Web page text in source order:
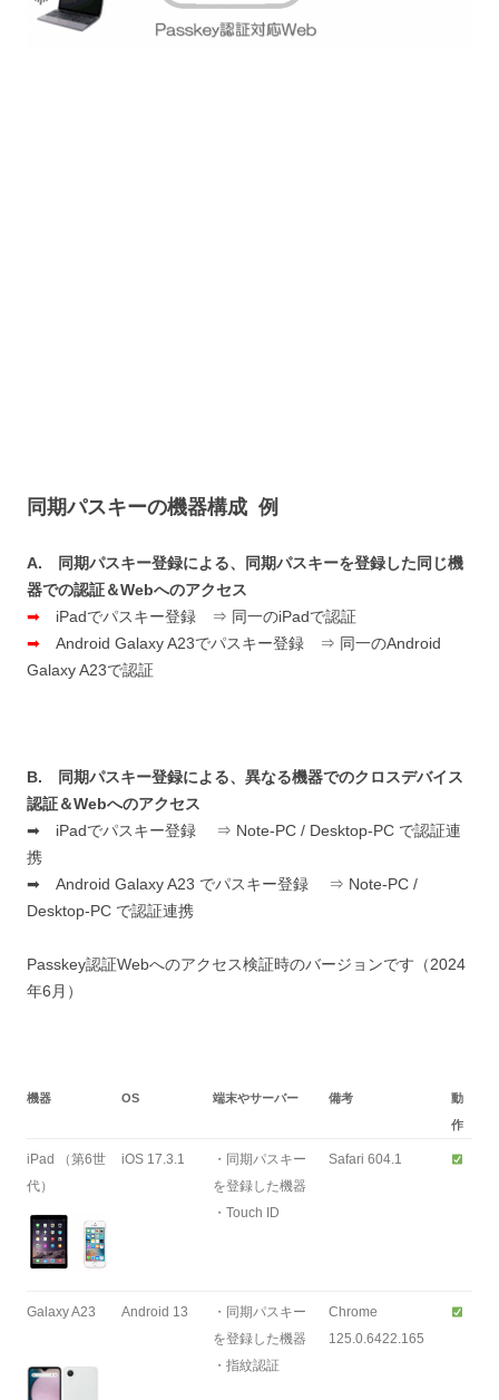
同期パスキーの機器構成 例
A. 同期パスキー登録による、同期パスキーを登録した同じ機
器での認証＆Webへのアクセス
➡ iPadでパスキー登録 ⇒ 同一のiPadで認証
➡ Android Galaxy A23でパスキー登録 ⇒ 同一のAndroid
Galaxy A23で認証
B. 同期パスキー登録による、異なる機器でのクロスデバイス
認証＆Webへのアクセス
➡ iPadでパスキー登録 ⇒ Note-PC / Desktop-PC で認証連
携
➡ Android Galaxy A23 でパスキー登録 ⇒ Note-PC /
Desktop-PC で認証連携
Passkey認証Webへのアクセス検証時のバージョンです（2024
年6月）
機器 OS 端末やサーバー 備考
動
作
iPad （第6世
代）
iOS 17.3.1
・同期パスキー
を登録した機器
・Touch ID
Safari 604.1
Galaxy A23 Android 13
・同期パスキー
を登録した機器
・指紋認証
Chrome
125.0.6422.165